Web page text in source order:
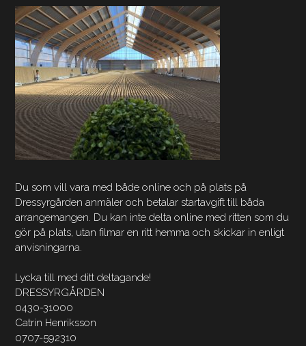
Du som vill vara med både online och på plats på
Dressyrgården anmäler och betalar startavgift till båda
arrangemangen. Du kan inte delta online med ritten som du
gör på plats, utan filmar en ritt hemma och skickar in enligt
anvisningarna.
Lycka till med ditt deltagande!
DRESSYRGÅRDEN
0430-31000
Catrin Henriksson
0707-592310